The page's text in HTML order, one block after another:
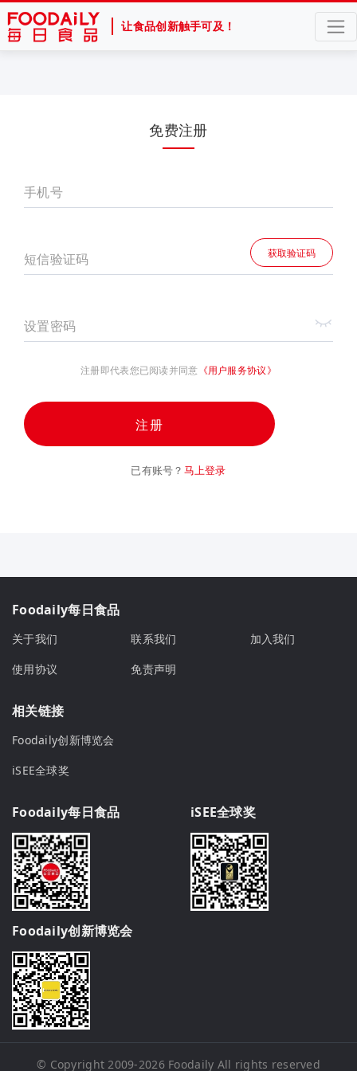
让食品创新触手可及！
免费注册
手机号
短信验证码 获取验证码
设置密码
注册即代表您已阅读并同意 《用户服务协议》
注册
已有账号？ 马上登录
Foodaily每日食品
关于我们 联系我们
加入我们
使用协议
免责声明
相关链接
Foodaily创新博览会
iSEE全球奖
Foodaily每日食品 iSEE全球奖
Foodaily创新博览会
© Copyright 2009-2026 Foodaily All rights reserved